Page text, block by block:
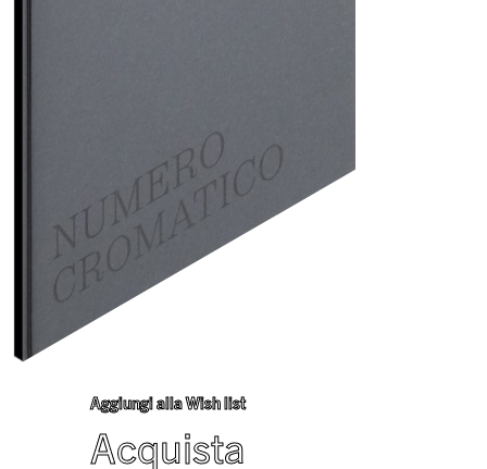
Aggiungi alla Wish list
Acquista